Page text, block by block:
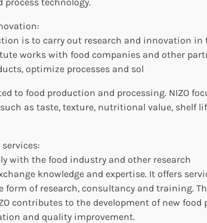
is to carry out research and innovation in
works with food companies and other
optimize processes and sol
to food production and processing. NIZO
as taste, texture, nutritional value, shelf
with the food industry and other research
knowledge and expertise. It offers
form of research, consultancy and training.
contributes to the development of new food
and quality improvement.